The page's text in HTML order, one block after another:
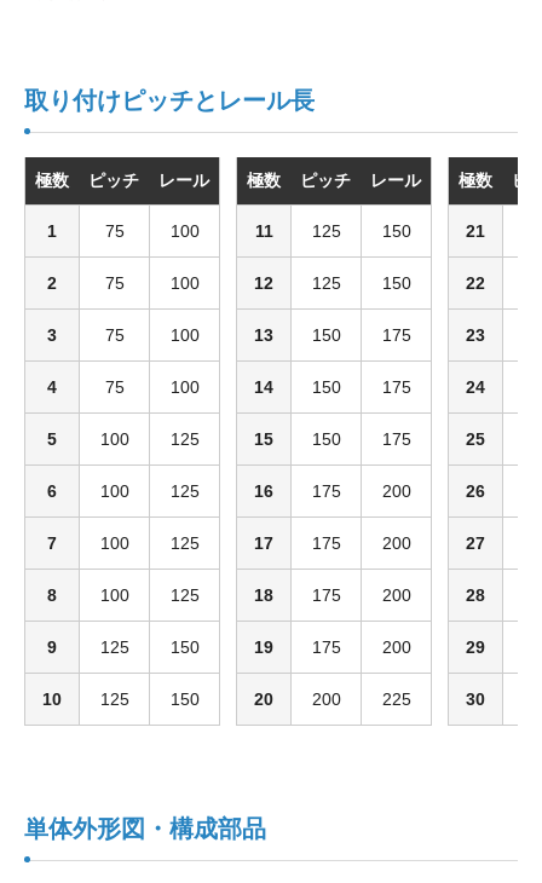
取り付けピッチとレール長
極数 ピッチ レール
1 75 100
2 75 100
3 75 100
4 75 100
5 100 125
6 100 125
7 100 125
8 100 125
9 125 150
10 125 150
極数 ピッチ レール
11 125 150
12 125 150
13 150 175
14 150 175
15 150 175
16 175 200
17 175 200
18 175 200
19 175 200
20 200 225
極数 ピ
21
22
23
24
25
26
27
28
29
30
単体外形図・構成部品